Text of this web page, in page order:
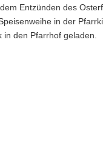
Entzünden des
in der
den Pfarrhof geladen.